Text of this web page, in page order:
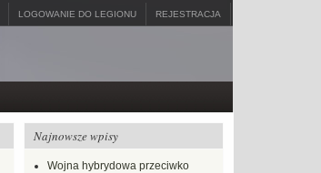
LOGOWANIE DO LEGIONU REJESTRACJA
Najnowsze wpisy
Wojna hybrydowa przeciwko